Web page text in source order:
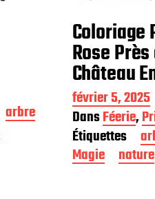
arbre
Coloriage
Rose
Château
D
a
t
e
d
e
février 5, 2025
DansFéerie,
Étiquettes
Magie
nature